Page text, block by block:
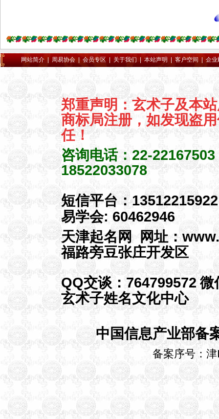
汉川市黄冈市麻城市武穴市县
咸宁市赤壁市随州市广水市仙
桃市天门市潜江市恩施市利川
湖南省长沙市浏阳市株洲市醴
陵市湘潭市湘乡市韶山市衡阳
市耒阳市常宁市邵阳市武冈市
岳阳市临湘市汨罗市常德市津
市市益阳市沅江市郴州市资兴
市永州市怀化市洪江市娄底市
涟源市吉首市冷水江市张家界
深圳市珠海市汕头市韶关市乐
昌市南雄市佛山市江门市台山
市开平市鹤山市恩平市湛江市
廉江市雷州市吴川市茂名市高
州市化州市信宜市肇庆市高要
市四会市惠州市梅州市兴宁市
汕尾市陆丰市河源市阳江市阳
春市清远市英德市连州市东莞
市中山市潮州市揭阳市普宁市
云浮市罗定市广西壮族自治区
南宁市柳州市桂林市梧州市岑
市桂平市玉林市北流市百色市
南省海口市琼海市儋州市文昌
市重庆市渝中区江北区南岸区
北碚区万盛区双桥区渝北区巴
网站简介|周易协会| 会员专区|关于我们 |本站声明|客户空间|企业
郑重声明：玄术子及本
商标局注册，如发现盗
任！
咨询电话：22-
18522033078
短信平台：13512215922
易学会: 60462946
天津起名网 网址：
福路旁豆张庄开发区
QQ交谈： 764799572 微
玄术子姓名文化中心
中国信息产业部备
备案序号：